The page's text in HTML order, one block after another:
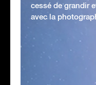
cessé de grandir
avec la